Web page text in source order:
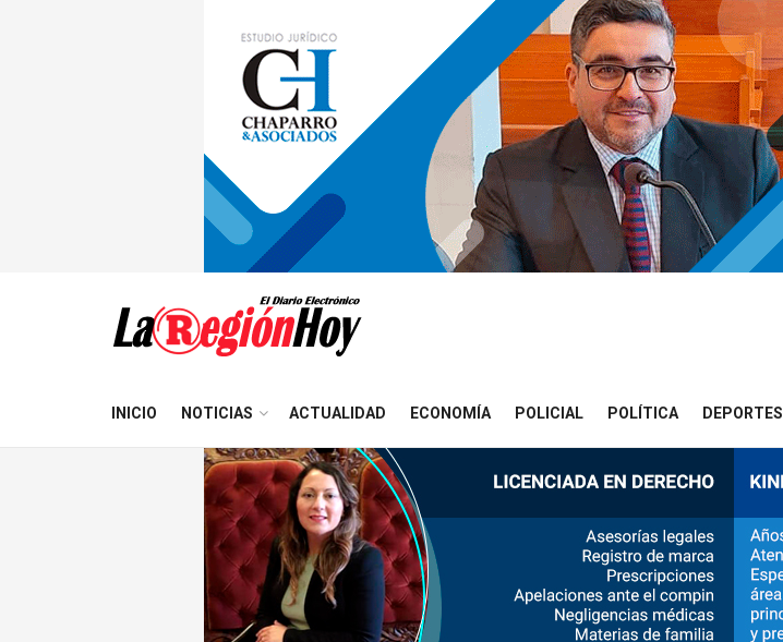
INICIO NOTICIAS ACTUALIDAD ECONOMÍA POLICIAL POLÍTICA DEPORTES